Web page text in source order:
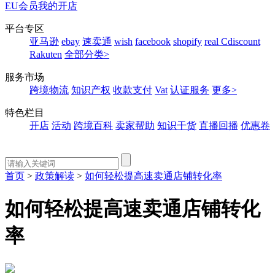
EU会员我的开店
平台专区
亚马逊 ebay 速卖通 wish facebook shopify real Cdiscount
Rakuten 全部分类>
服务市场
跨境物流 知识产权 收款支付 Vat 认证服务 更多>
特色栏目
开店 活动 跨境百科 卖家帮助 知识干货 直播回播 优惠卷
首页 > 政策解读 > 如何轻松提高速卖通店铺转化率
如何轻松提高速卖通店铺转化
率